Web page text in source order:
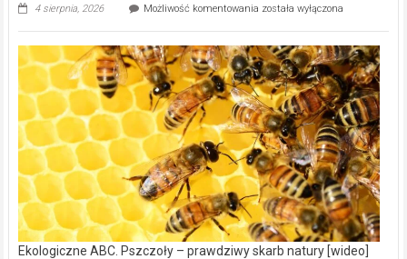
4 sierpnia, 2026 Możliwość komentowania Ekologiczne
Wręczyca
Wielka
z
dofinansowaniem
ponad
15,6
mln
na
modernizację
oczyszczalni
ścieków
[wideo]
została wyłączona
Ekologiczne ABC. Pszczoły – prawdziwy skarb natury [wideo]